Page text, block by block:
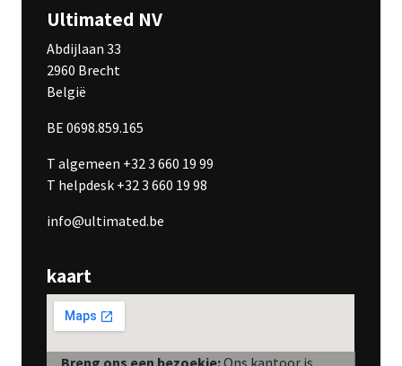
Ultimated NV
Abdijlaan 33
2960 Brecht
België
BE 0698.859.165
T algemeen +32 3 660 19 99
T helpdesk +32 3 660 19 98
info@ultimated.be
kaart
Breng ons een bezoekje:Ons kantoor is